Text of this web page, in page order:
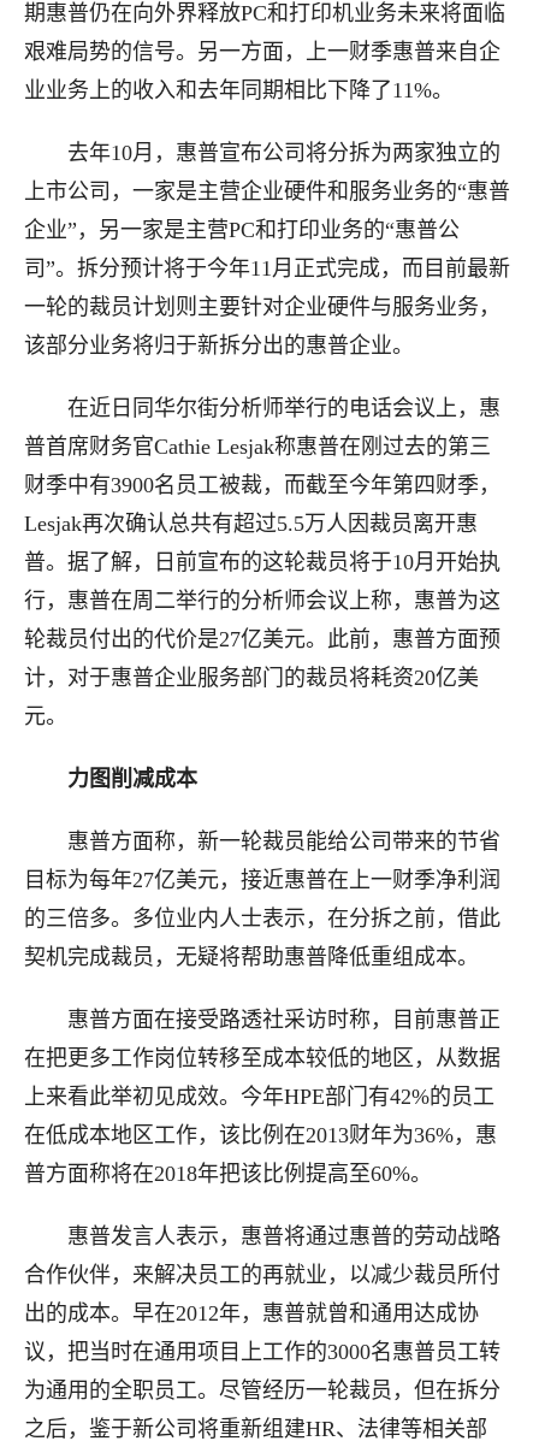
期惠普仍在向外界释放PC和打印机业务未来将面临
艰难局势的信号。另一方面，上一财季惠普来自企
业业务上的收入和去年同期相比下降了11%。
去年10月，惠普宣布公司将分拆为两家独立的
上市公司，一家是主营企业硬件和服务业务的“惠普
企业”，另一家是主营PC和打印业务的“惠普公
司”。拆分预计将于今年11月正式完成，而目前最新
一轮的裁员计划则主要针对企业硬件与服务业务，
该部分业务将归于新拆分出的惠普企业。
在近日同华尔街分析师举行的电话会议上，惠
普首席财务官Cathie Lesjak称惠普在刚过去的第三
财季中有3900名员工被裁，而截至今年第四财季，
Lesjak再次确认总共有超过5.5万人因裁员离开惠
普。据了解，日前宣布的这轮裁员将于10月开始执
行，惠普在周二举行的分析师会议上称，惠普为这
轮裁员付出的代价是27亿美元。此前，惠普方面预
计，对于惠普企业服务部门的裁员将耗资20亿美
元。
力图削减成本
惠普方面称，新一轮裁员能给公司带来的节省
目标为每年27亿美元，接近惠普在上一财季净利润
的三倍多。多位业内人士表示，在分拆之前，借此
契机完成裁员，无疑将帮助惠普降低重组成本。
惠普方面在接受路透社采访时称，目前惠普正
在把更多工作岗位转移至成本较低的地区，从数据
上来看此举初见成效。今年HPE部门有42%的员工
在低成本地区工作，该比例在2013财年为36%，惠
普方面称将在2018年把该比例提高至60%。
惠普发言人表示，惠普将通过惠普的劳动战略
合作伙伴，来解决员工的再就业，以减少裁员所付
出的成本。早在2012年，惠普就曾和通用达成协
议，把当时在通用项目上工作的3000名惠普员工转
为通用的全职员工。尽管经历一轮裁员，但在拆分
之后，鉴于新公司将重新组建HR、法律等相关部